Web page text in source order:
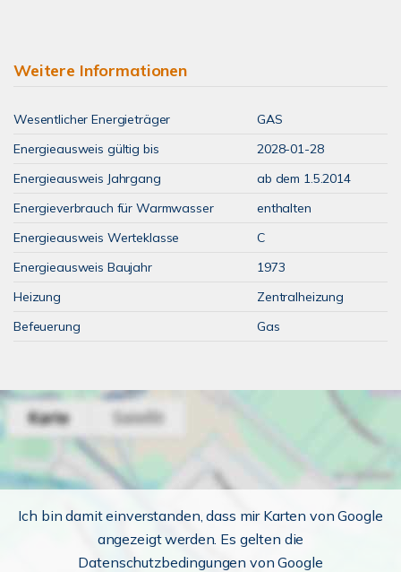
Weitere Informationen
Wesentlicher Energieträger
GAS
Energieausweis gültig bis
2028-01-28
Energieausweis Jahrgang
ab dem 1.5.2014
Energieverbrauch für Warmwasser
enthalten
Energieausweis Werteklasse
C
Energieausweis Baujahr
1973
Heizung
Zentralheizung
Befeuerung
Gas
Ich bin damit einverstanden, dass mir Karten von Google
angezeigt werden. Es gelten die
Datenschutzbedingungen von Google